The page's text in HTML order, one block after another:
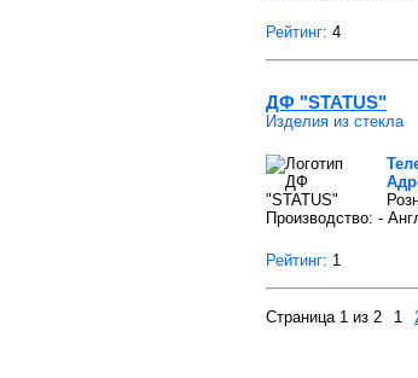
Рейтинг: 4
ДФ "STATUS"
Изделия из стекла
Производство: -
Рейтинг: 1
Страница 1 из 2 1